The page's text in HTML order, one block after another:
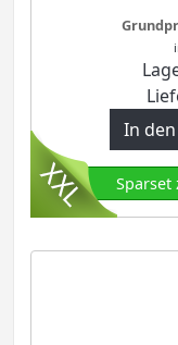
In
Sparset